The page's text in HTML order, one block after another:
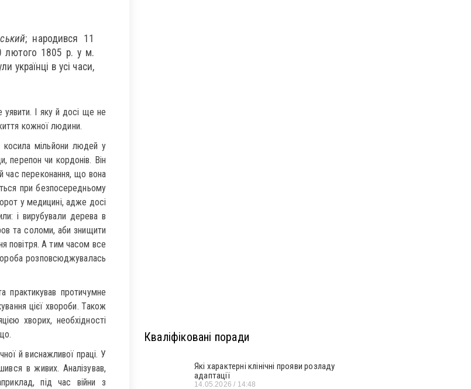
; народився 11
лютого 1805 р. у м.
українці в усі часи,
уявити. І яку й досі ще не
кожної людини.
мільйони людей у
перепон чи кордонів. Він
час переконання, що вона
при безпосередньому
у медицині, адже досі
і вирубували дерева в
та соломи, аби знищити
повітря. А тим часом все
розповсюджувалась
практикував протичумне
цієї хвороби. Також
хворих, необхідності
й виснажливої праці. У
в живих. Аналізував,
під час війни з
Кваліфіковані поради
Які характерні клінічні прояви розладу
адаптації
14.05.2026 14:48